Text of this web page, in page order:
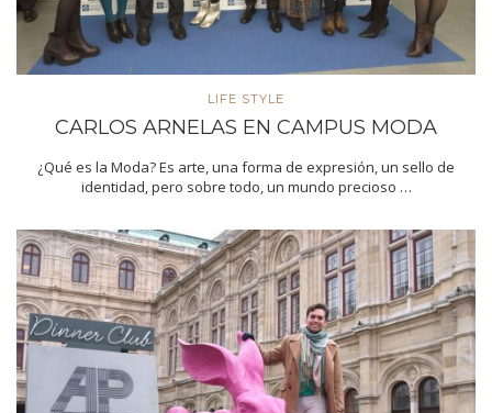
LIFE STYLE
CARLOS ARNELAS EN CAMPUS MODA
¿Qué es la Moda? Es arte, una forma de expresión, un sello de
identidad, pero sobre todo, un mundo precioso …